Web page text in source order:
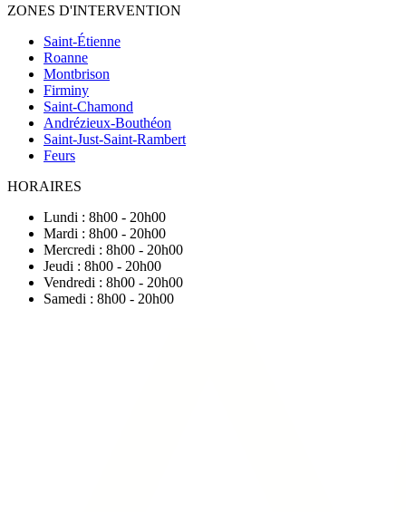
ZONES D'INTERVENTION
Saint-Étienne
Roanne
Montbrison
Firminy
Saint-Chamond
Andrézieux-Bouthéon
Saint-Just-Saint-Rambert
Feurs
HORAIRES
Lundi : 8h00 - 20h00
Mardi : 8h00 - 20h00
Mercredi : 8h00 - 20h00
Jeudi : 8h00 - 20h00
Vendredi : 8h00 - 20h00
Samedi : 8h00 - 20h00